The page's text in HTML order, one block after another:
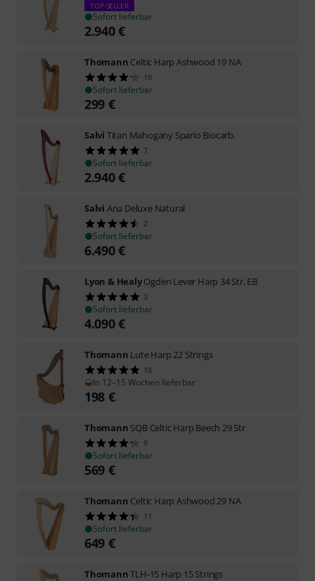
TOP-SELLER
Sofort lieferbar
2.940€
Thomann Celtic Harp Ashwood 19 NA
10
Sofort lieferbar
299 €
Salvi Titan Mahogany Spario Biocarb.
7
Sofort lieferbar
2.940€
Salvi Ana Deluxe Natural
2
Sofort lieferbar
6.490€
Lyon & HealyOgden Lever Harp 34 Str. EB
2
Sofort lieferbar
4.090€
Thomann Lute Harp 22 Strings
18
In 12–15 Wochen lieferbar
198 €
Thomann SQB Celtic Harp Beech 29 Str
9
Sofort lieferbar
569 €
Thomann Celtic Harp Ashwood 29 NA
11
Sofort lieferbar
649 €
ThomannTLH-15 Harp 15 Strings